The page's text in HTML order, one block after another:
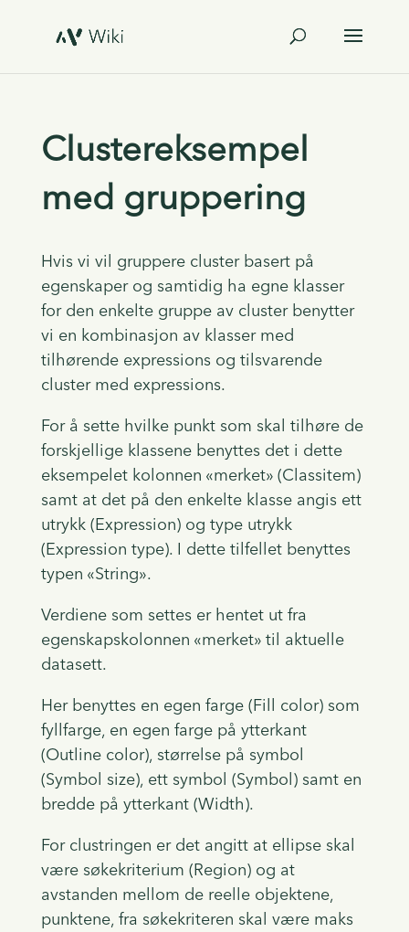
Clustereksempel
med gruppering
Hvis vi vil gruppere cluster basert på
egenskaper og samtidig ha egne klasser
for den enkelte gruppe av cluster benytter
vi en kombinasjon av klasser med
tilhørende expressions og tilsvarende
cluster med expressions.
For å sette hvilke punkt som skal tilhøre de
forskjellige klassene benyttes det i dette
eksempelet kolonnen «merket» (Classitem)
samt at det på den enkelte klasse angis ett
utrykk (Expression) og type utrykk
(Expression type). I dette tilfellet benyttes
typen «String».
Verdiene som settes er hentet ut fra
egenskapskolonnen «merket» til aktuelle
datasett.
Her benyttes en egen farge (Fill color) som
fyllfarge, en egen farge på ytterkant
(Outline color), størrelse på symbol
(Symbol size), ett symbol (Symbol) samt en
bredde på ytterkant (Width).
For clustringen er det angitt at ellipse skal
være søkekriterium (Region) og at
avstanden mellom de reelle objektene,
punktene, fra søkekriteren skal være maks